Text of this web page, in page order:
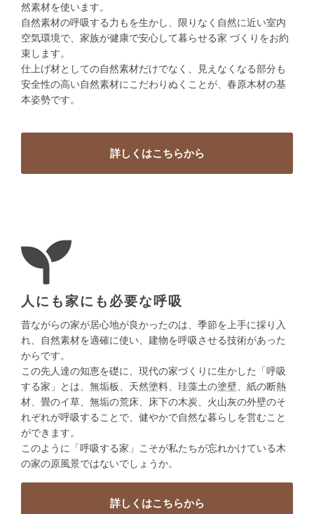
然素材を使います。
自然素材の呼吸する力もを生かし、限りなく自然に近い室内
空気環境で、家族が健康で安心して暮らせる家 づくりをお約
束します。
仕上げ材としての自然素材だけでなく、見えなくなる部分も
安全性の高い自然素材にこだわりぬくことが、春原木材の基
本姿勢です。
詳しくはこちらから
人にも家にも 必要な呼吸
昔ながらの家が居心地が良かったのは、季節を上手に採り入
れ、自然素材を適確に使い、建物を呼吸させる技術があった
からです。
この先人達の知恵を礎に、現代の家づくりに生かした「呼吸
する家」とは、無垢板、天然塗料、珪藻土の塗壁、紙の断熱
材、畳のイ草、無垢の荒床、床下の木炭、火山灰の外壁のそ
れぞれが呼吸することで、健やかで自然な暮らしを営むこと
ができます。
このように「呼吸する家」こそが私たちが忘れかけている木
の家の原風景ではないでしょうか。
詳しくはこちらから